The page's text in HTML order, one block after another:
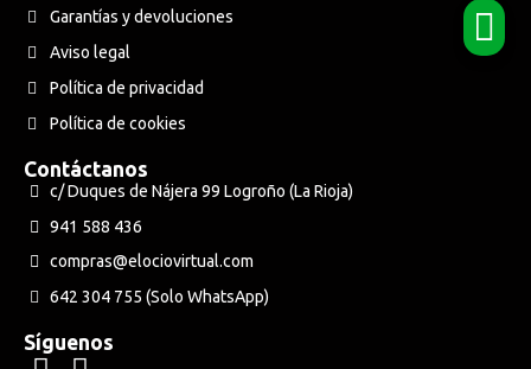
Garantías y devoluciones
Aviso legal
Política de privacidad
Política de cookies
Contáctanos
c/ Duques de Nájera 99 Logroño (La Rioja)
941 588 436
compras@elociovirtual.com
642 304 755 (Solo WhatsApp)
Síguenos